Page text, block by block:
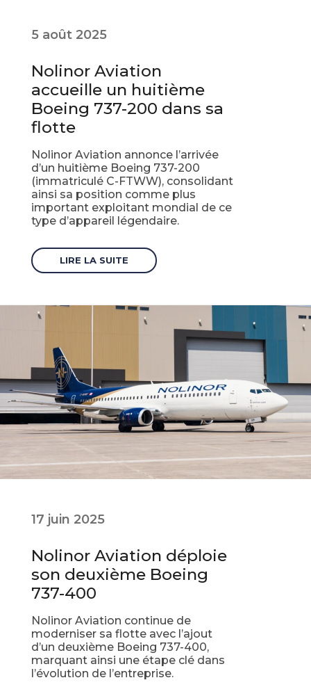
5 août 2025
Nolinor Aviation
accueille un huitième
Boeing 737-200 dans sa
flotte
Nolinor Aviation annonce l’arrivée
d’un huitième Boeing 737-200
(immatriculé C-FTWW), consolidant
ainsi sa position comme plus
important exploitant mondial de ce
type d’appareil légendaire.
LIRE LA SUITE
17 juin 2025
Nolinor Aviation déploie
son deuxième Boeing
737-400
Nolinor Aviation continue de
moderniser sa flotte avec l’ajout
d’un deuxième Boeing 737-400,
marquant ainsi une étape clé dans
l’évolution de l’entreprise.